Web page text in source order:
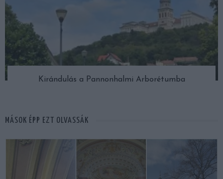
Kirándulás a Pannonhalmi Arborétumba
MÁSOK ÉPP EZT OLVASSÁK